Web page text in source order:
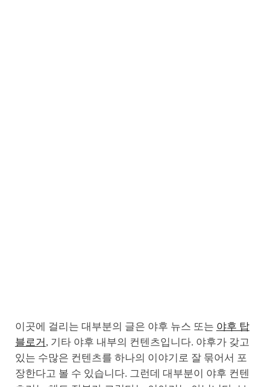
이곳에 걸리는 대부분의 글은 야후 뉴스 또는 야후 탑
블로거 , 기타 야후 내부의 컨텐츠입니다. 야후가 갖고
있는 수많은 컨텐츠를 하나의 이야기로 잘 묶어서 포
장한다고 볼 수 있습니다. 그런데 대부분이 야후 컨텐